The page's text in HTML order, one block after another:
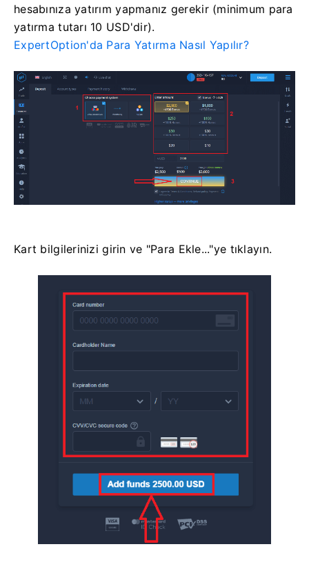
hesabınıza yatırım yapmanız gerekir (minimum para
yatırma tutarı 10 USD'dir).
ExpertOption'da Para Yatırma Nasıl Yapılır?
Kart bilgilerinizi girin ve "Para Ekle..."ye tıklayın.